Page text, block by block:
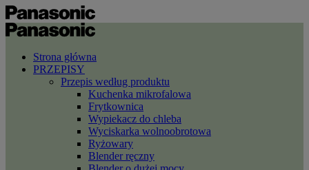
Strona główna
PRZEPISY
Przepis według produktu
Kuchenka mikrofalowa
Frytkownica
Wypiekacz do chleba
Wyciskarka wolnoobrotowa
Ryżowary
Blender ręczny